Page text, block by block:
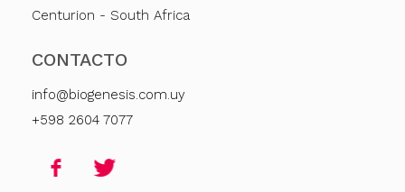
Centurion - South Africa
CONTACTO
info@biogenesis.com.uy
+598 2604 7077